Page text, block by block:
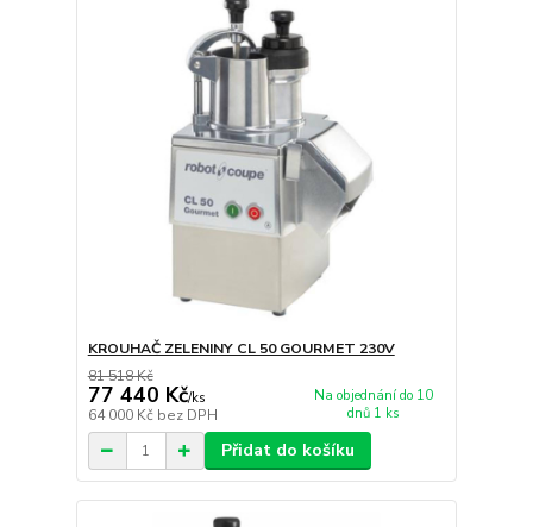
KROUHAČ ZELENINY CL 50 GOURMET 230V
81 518 Kč
77 440 Kč/ks
64 000 Kč bez DPH
Na objednání do 10
dnů 1 ks
Přidat do košíku